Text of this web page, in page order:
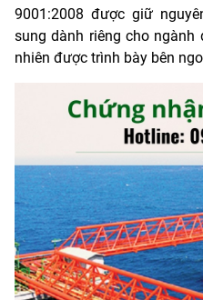
9001:2008 được giữ
sung dành riêng cho
nhiên được trình bày bên